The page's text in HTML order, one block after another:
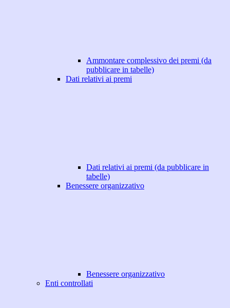
Ammontare complessivo dei premi (da
pubblicare in tabelle)
Dati relativi ai premi
Dati relativi ai premi (da pubblicare in
tabelle)
Benessere organizzativo
Benessere organizzativo
Enti controllati